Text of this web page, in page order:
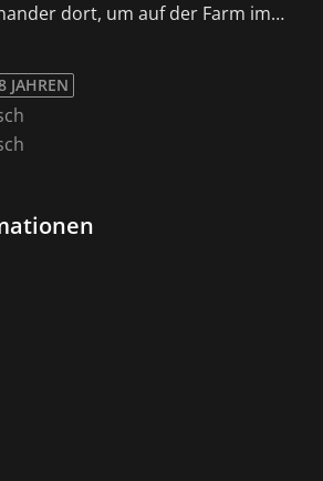
dort, um auf der Farm im
und beschlossen, einen
Strukturen und Arbeitsverhältnisse
Geschäftes. Die im Film zu
schildern ihre
Begleitet werden sie
JAHREN